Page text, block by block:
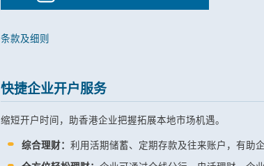
条款及细则
快捷企业开户服务
缩短开户时间，助香港企业把握拓展本地市场机遇。
综合理财： 利用活期储蓄、定期存款及往来账户，有助